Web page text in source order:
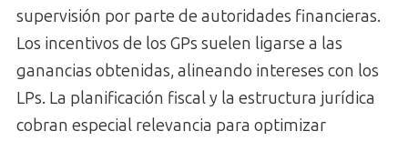
supervisión por parte de autoridades financieras.
Los incentivos de los GPs suelen ligarse a las
ganancias obtenidas, alineando intereses con los
LPs. La planificación fiscal y la estructura jurídica
cobran especial relevancia para optimizar